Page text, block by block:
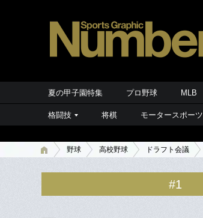
夏の甲子園特集 プロ野球 MLB
格闘技 将棋 モータースポーツ
野球 高校野球 ドラフト会議
#1